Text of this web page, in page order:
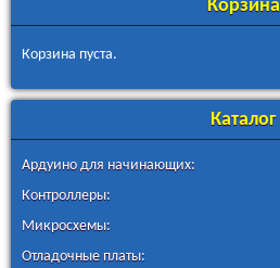
Корзина
Корзина пуста.
Каталог
Ардуино для начинающих:
Контроллеры:
Микросхемы:
Отладочные платы: